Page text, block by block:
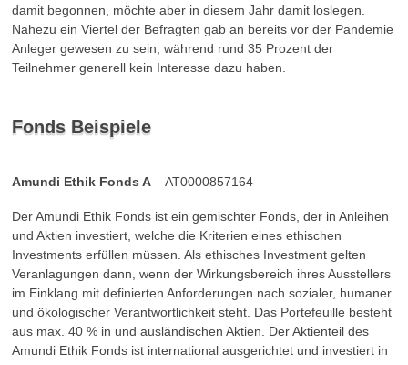
damit begonnen, möchte aber in diesem Jahr damit loslegen.
Nahezu ein Viertel der Befragten gab an bereits vor der Pandemie
Anleger gewesen zu sein, während rund 35 Prozent der
Teilnehmer generell kein Interesse dazu haben.
Fonds Beispiele
Amundi Ethik Fonds A – AT0000857164
Der Amundi Ethik Fonds ist ein gemischter Fonds, der in Anleihen
und Aktien investiert, welche die Kriterien eines ethischen
Investments erfüllen müssen. Als ethisches Investment gelten
Veranlagungen dann, wenn der Wirkungsbereich ihres Ausstellers
im Einklang mit definierten Anforderungen nach sozialer, humaner
und ökologischer Verantwortlichkeit steht. Das Portefeuille besteht
aus max. 40 % in und ausländischen Aktien. Der Aktienteil des
Amundi Ethik Fonds ist international ausgerichtet und investiert in